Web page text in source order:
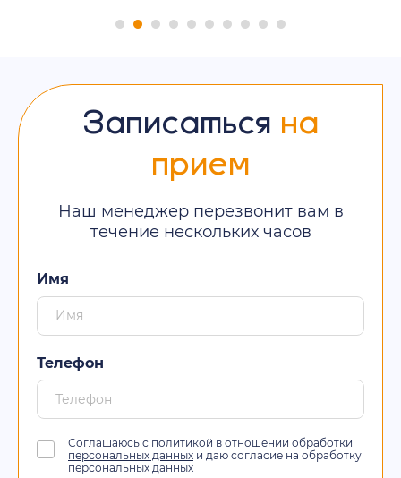
Записаться на
прием
Наш менеджер перезвонит вам в
течение нескольких часов
Имя
Телефон
Соглашаюсь с политикой в отношении обработки
персональных данных и даю согласие на обработку
персональных данных